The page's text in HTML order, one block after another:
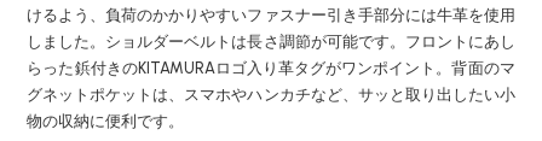
けるよう、負荷のかかりやすいファスナー引き手部分には牛革を使用
しました。ショルダーベルトは長さ調節が可能です。フロントにあし
らった鋲付きのKITAMURAロゴ入り革タグがワンポイント。背面のマ
グネットポケットは、スマホやハンカチなど、サッと取り出したい小
物の収納に便利です。